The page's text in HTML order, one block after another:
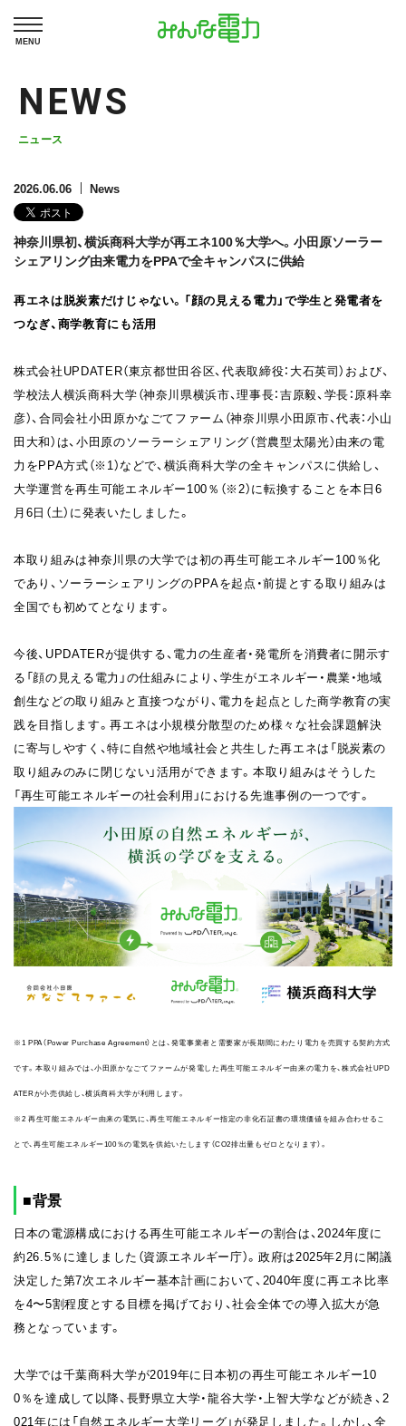
MENU
NEWS
ニュース
2026.06.06 News
神奈川県初、横浜商科大学が再エネ100％大学へ。小田原ソーラー
シェアリング由来電力をPPAで全キャンパスに供給
再エネは脱炭素だけじゃない。「顔の見える電力」で学生と発電者を
つなぎ、商学教育にも活用
株式会社UPDATER（東京都世田谷区、代表取締役：大石英司）および、
学校法人横浜商科大学（神奈川県横浜市、理事長：吉原毅、学長：原科幸
彦）、合同会社小田原かなごてファーム（神奈川県小田原市、代表：小山
田大和）は、小田原のソーラーシェアリング（営農型太陽光）由来の電
力をPPA方式（※1）などで、横浜商科大学の全キャンパスに供給し、
大学運営を再生可能エネルギー100％（※2）に転換することを本日6
月6日（土）に発表いたしました。
本取り組みは神奈川県の大学では初の再生可能エネルギー100％化
であり、ソーラーシェアリングのPPAを起点・前提とする取り組みは
全国でも初めてとなります。
今後、UPDATERが提供する、電力の生産者・発電所を消費者に開示す
る「顔の見える電力」の仕組みにより、学生がエネルギー・農業・地域
創生などの取り組みと直接つながり、電力を起点とした商学教育の実
践を目指します。再エネは小規模分散型のため様々な社会課題解決
に寄与しやすく、特に自然や地域社会と共生した再エネは「脱炭素の
取り組みのみに閉じない」活用ができます。本取り組みはそうした
「再生可能エネルギーの社会利用」における先進事例の一つです。
※1 PPA（Power Purchase Agreement）とは、発電事業者と需要家が長期間にわたり電力を売買する契約方式
です。本取り組みでは、小田原かなごてファームが発電した再生可能エネルギー由来の電力を、株式会社UPD
ATERが小売供給し、横浜商科大学が利用します。
※2 再生可能エネルギー由来の電気に、再生可能エネルギー指定の非化石証書の環境価値を組み合わせるこ
とで、再生可能エネルギー100％の電気を供給いたします（CO2排出量もゼロとなります）。
■背景
日本の電源構成における再生可能エネルギーの割合は、2024年度に
約26.5％に達しました（資源エネルギー庁）。政府は2025年2月に閣議
決定した第7次エネルギー基本計画において、2040年度に再エネ比率
を4〜5割程度とする目標を掲げており、社会全体での導入拡大が急
務となっています。
大学では千葉商科大学が2019年に日本初の再生可能エネルギー10
0％を達成して以降、長野県立大学・龍谷大学・上智大学などが続き、2
021年には「自然エネルギー大学リーグ」が発足しました。しかし、全